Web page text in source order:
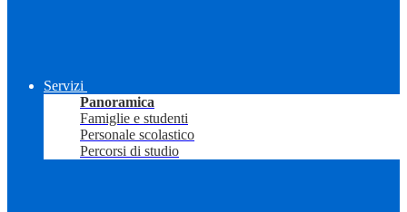
Servizi
Panoramica
Famiglie e studenti
Personale scolastico
Percorsi di studio